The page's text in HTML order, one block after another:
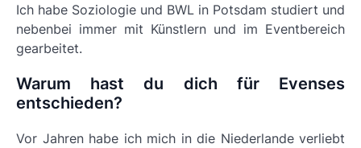
Ich habe Soziologie und BWL in Potsdam studiert und
nebenbei immer mit Künstlern und im Eventbereich
gearbeitet.
Warum hast du dich für Evenses
entschieden?
Vor Jahren habe ich mich in die Niederlande verliebt